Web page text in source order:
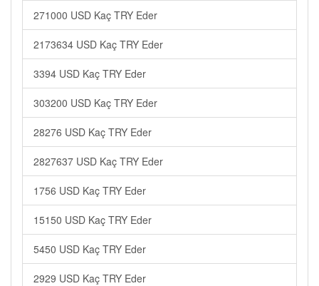
271000 USD Kaç TRY Eder
2173634 USD Kaç TRY Eder
3394 USD Kaç TRY Eder
303200 USD Kaç TRY Eder
28276 USD Kaç TRY Eder
2827637 USD Kaç TRY Eder
1756 USD Kaç TRY Eder
15150 USD Kaç TRY Eder
5450 USD Kaç TRY Eder
2929 USD Kaç TRY Eder